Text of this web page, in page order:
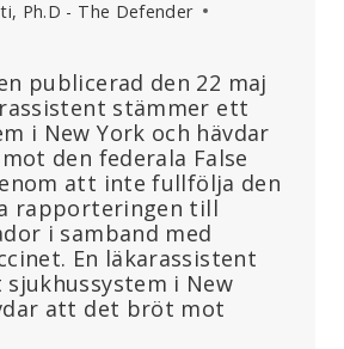
Ph.D - The Defender
publicerad den 22 maj
stämmer ett
i New York och hävdar
den federala False
att inte fullfölja den
rapporteringen till
i samband med
En läkarassistent
i New
att det bröt mot